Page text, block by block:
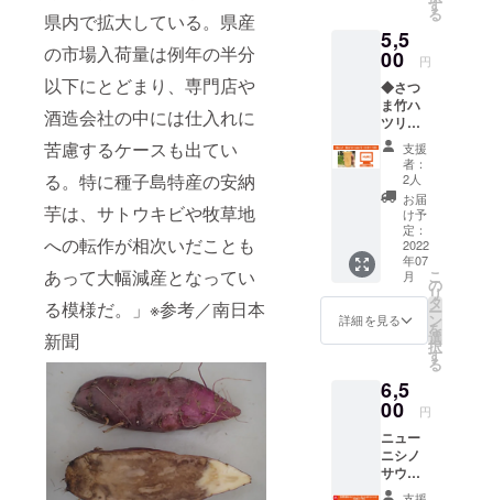
県内で拡大している。県産
の市場入荷量は例年の半分
以下にとどまり、専門店や
酒造会社の中には仕入れに
苦慮するケースも出てい
る。特に種子島特産の安納
芋は、サトウキビや牧草地
への転作が相次いだことも
あって大幅減産となってい
る模様だ。」※参考／南日本
新聞
地域活性の
企業力とス
タッフ皆ん
なやり切る
姿勢が評価
され【 炭焼
き初代 は
ぜる 】とし
て鹿児島中
央駅アミュ
プラザに
オープン。
2016.10
二エリア活
性地域とし
て【 鳥門米
門うまいも
ん。ちょう
でお願
い致し
ます。
ご記入
くださ
い。 ・
公序良
俗に反
さない
お名前
でお願
い致し
ます。
・掲載
可能な
お名前
（又は
ニック
ネー
ム）を
10文字
以内で
備考欄
へご記
入くだ
さい。
・掲載
不要の
方は備
考欄へ
【不
要】と
くださ
い。 ・
公序良
俗に反
さない
お名前
でお願
み／
ニック
ネーム
可）。
・掲載
可能な
お名前
（又は
ニック
ネー
ム）を
10文字
以内で
備考欄
へご記
さい。
・掲載
考欄へ
【不
要】と
ご記入
くださ
い。 ・
Wikiped
ia）
******H
Pへのお
名前記
載につ
いて
****** ・
株式会
社グッ
ドフェ
ローズ
ダイニ
ングの
HP内に
を掲載
致しま
み／
ニック
可）。
・掲載
可能な
す。 ◎
目盛り
につい
て 焼成
前の素
地に穴
をあ
け、素
焼き後
釉薬
（うわ
ぐす
り）を
施す際
に穴を
釉薬の
粉で埋
るで）
と呼ば
飾技法
で作ら
れてい
プは、
表面の
皮を削
るハツ
リ加工
でなだ
らかな
凹凸を
作り持
ちやす
いで
す。ま
た、竹
の性質
から氷
を入れ
た冷た
くく、
温かい
ものは
持ち手
が熱く
なりに
くい特
す
る
5,5
00 円
◆さつ
ま竹ハ
ツリ
トール
カップ
（絵ロ
ゴver）
竹林面
積日本
一の鹿
児島
県。 竹
の形状
を最も
活かし
たコッ
表面の
皮を削
るハツ
リ加工
でなだ
らかな
凹凸を
支援
者：
2人
お届
け予
定：
2022
年07
月
詳細を見る
こ
の
リ
タ
ー
ン
を
選
択
す
る
6,5
00 円
ニュー
ニシノ
サウナ
＆天然